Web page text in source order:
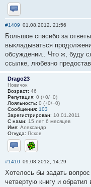
Отправить личное
#1409 01.08.2012, 21:56
Большое спасибо за
выкладываться
обсуждении.. Что ж, буду
ссылке, любезно
Drago23
Новичок
Возраст: 46
Репутация: 0 (+0/−0)
Лояльность: 0 (+0/−0)
Сообщения: 103
Зарегистрирован: 10.01.2011
С нами: 15 лет 6 месяцев
Имя: Александр
Откуда: Псков
Отправить личное
ICQ
#1410 09.08.2012, 14:29
Хотелось бы задать
четвертую книгу и обратил